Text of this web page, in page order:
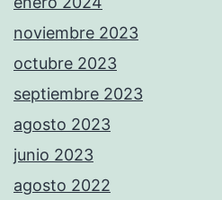
noviembre 2023
octubre 2023
septiembre 2023
agosto 2023
junio 2023
agosto 2022